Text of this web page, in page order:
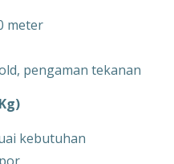
meter
pengaman tekanan
kebutuhan